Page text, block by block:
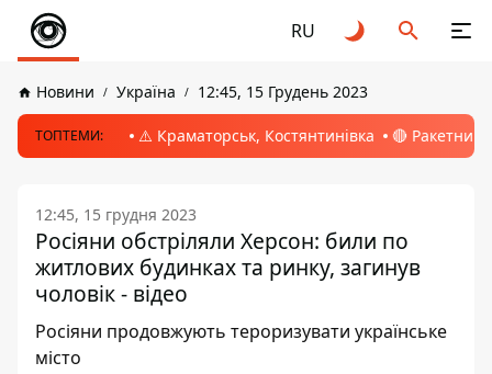
RU
Новини Україна 12:45, 15 Грудень 2023
ТОПТЕМИ: ⚠️ Краматорськ, Костянтинівка 🔴 Ракетний
12:45, 15 грудня 2023
Росіяни обстріляли Херсон: били по
житлових будинках та ринку, загинув
чоловік - відео
Росіяни продовжують тероризувати українське
місто